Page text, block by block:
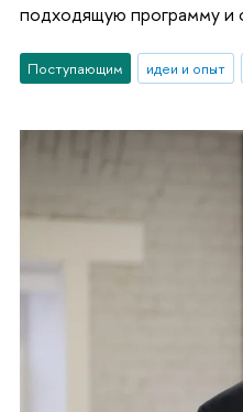
подходящую программу и
Поступающим идеи и опыт